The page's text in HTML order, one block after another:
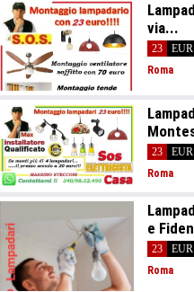
via...
23
EUR
Roma
23
EUR
Roma
e
23
EUR
Roma